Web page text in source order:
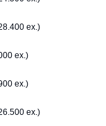
ex.)
ex.)
ex.)
ex.)